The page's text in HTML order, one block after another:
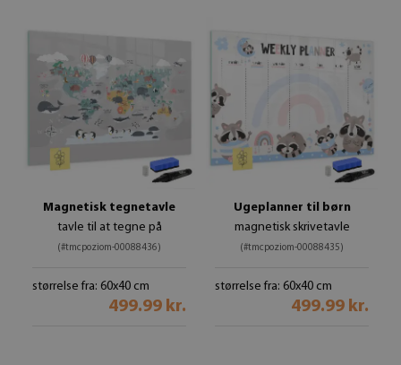
Magnetisk tegnetavle
tavle til at tegne på
(#tmcpoziom-00088436)
størrelse fra: 60x40 cm
499.99 kr.
Ugeplanner til børn
magnetisk skrivetavle
(#tmcpoziom-00088435)
størrelse fra: 60x40 cm
499.99 kr.